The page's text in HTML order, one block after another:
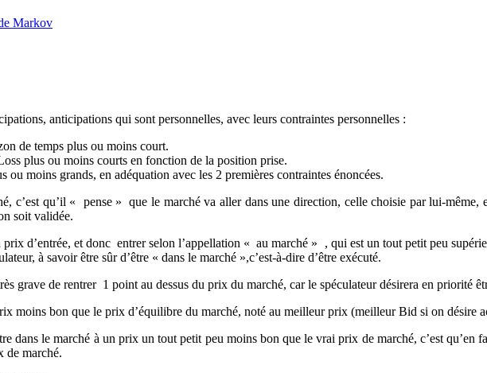
Markov
anticipations qui sont personnelles, avec leurs contraintes personnelles :
de temps plus ou moins court.
plus ou moins courts en fonction de la position prise.
ou moins grands, en adéquation avec les 2 premières contraintes énoncées.
c’est qu’il « pense » que le marché va aller dans une direction, celle choisie par lui-même,
soit validée.
d’entrée, et donc entrer selon l’appellation « au marché » , qui est un tout petit peu
à savoir être sûr d’être « dans le marché »,c’est-à-dire d’être exécuté.
grave de rentrer 1 point au dessus du prix du marché, car le spéculateur désirera en priorité
moins bon que le prix d’équilibre du marché, noté au meilleur prix (meilleur Bid si on désire
dans le marché à un prix un tout petit peu moins bon que le vrai prix de marché, c’est qu’en
de marché.